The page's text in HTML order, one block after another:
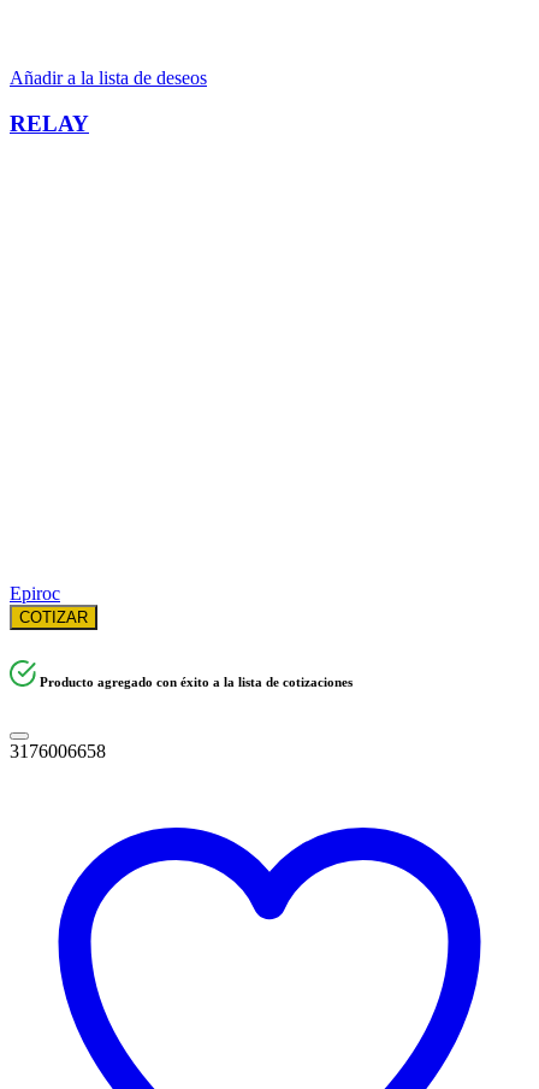
Añadir a la lista de deseos
RELAY
Epiroc
COTIZAR
Producto agregado con éxito a la lista de cotizaciones
3176006658